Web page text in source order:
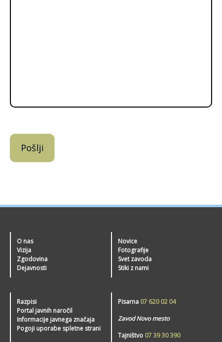
O nas
Vizija
Zgodovina
Dejavnosti
Novice
Fotografije
Svet zavoda
Stiki z nami
Razpisi
Portal javnih naročil
Informacije javnega značaja
Pogoji uporabe spletne strani
Pisarna 07 620 02 04
Zavod Novo mesto
Tajništvo 07 39 30 390